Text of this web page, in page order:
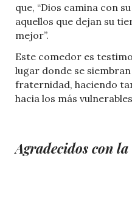
que, “Dios camina con
aquellos que dejan su
mejor”.
Este comedor es
lugar donde se
fraternidad, haciendo
hacia los más
Agradecidos con